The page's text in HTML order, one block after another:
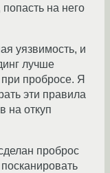
на него
уязвимость, и
лучше
пробросе. Я
эти правила
на откуп
проброс